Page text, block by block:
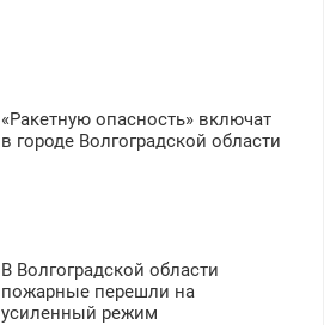
«Ракетную опасность» включат
в городе Волгоградской области
В Волгоградской области
пожарные перешли на
усиленный режим